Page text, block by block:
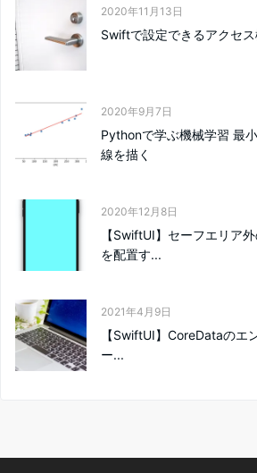
2020年11月13日
Swiftで設定できるアクセ
2020年9月7日
Pythonで学ぶ機械学習 最
線を描く
2020年12月8日
【SwiftUI】セーフエリア
を配置す...
2021年4月9日
【SwiftUI】CoreDataのエ
ー...